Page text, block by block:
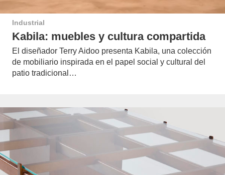
Industrial
Kabila: muebles y cultura compartida
El diseñador Terry Aidoo presenta Kabila, una colección
de mobiliario inspirada en el papel social y cultural del
patio tradicional…